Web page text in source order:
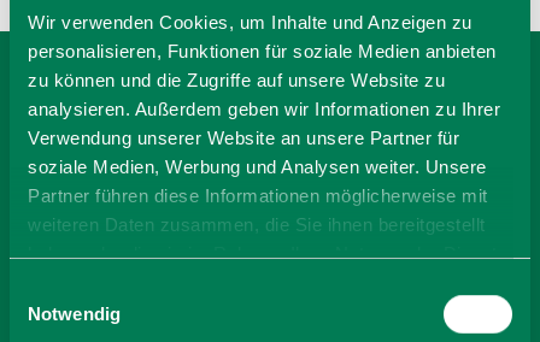
Wir verwenden Cookies, um Inhalte und Anzeigen zu
personalisieren, Funktionen für soziale Medien anbieten
zu können und die Zugriffe auf unsere Website zu
analysieren. Außerdem geben wir Informationen zu Ihrer
Verwendung unserer Website an unsere Partner für
soziale Medien, Werbung und Analysen weiter. Unsere
Partner führen diese Informationen möglicherweise mit
weiteren Daten zusammen, die Sie ihnen bereitgestellt
haben oder die sie im Rahmen Ihrer Nutzung der Dienste
Cookies, wenn Sie unsere Webseite weiterhin nutzen.
Notwendig
BEI CHRISTERHOF -
FAM. LIDSCHREIBER
BUCHEN